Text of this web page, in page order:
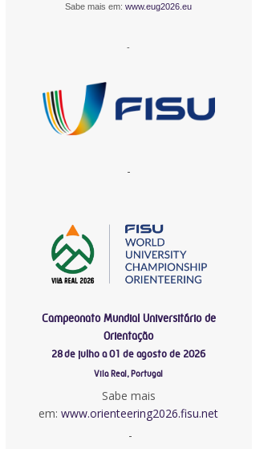
Sabe mais em:www.eug2026.eu
-
-
Campeonato Mundial Universitário de
Orientação
28 de julho a 01 de agosto de 2026
Vila Real, Portugal
Sabe mais
em:www.orienteering2026.fisu.net
-